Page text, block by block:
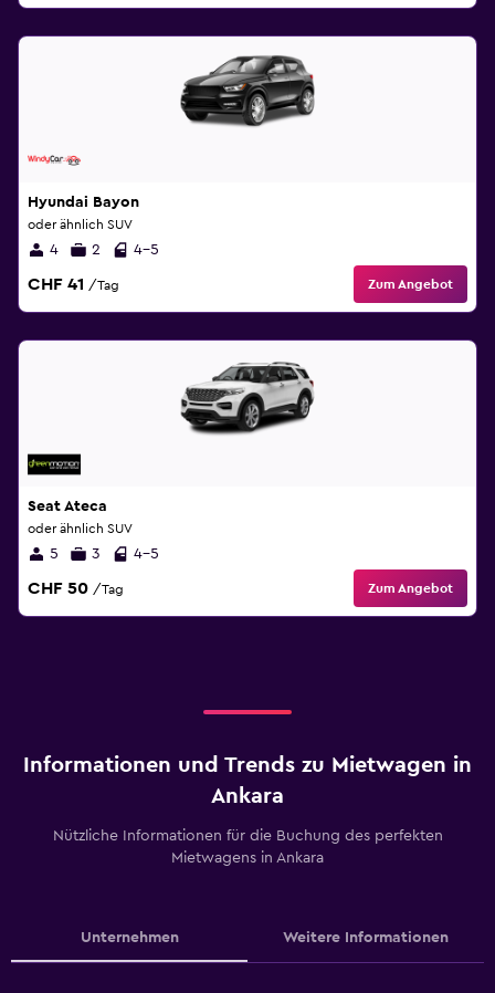
Hyundai Bayon
oder ähnlich SUV
4 2 4-5
CHF 41 /Tag Zum Angebot
Seat Ateca
oder ähnlich SUV
5 3 4-5
CHF 50 /Tag Zum Angebot
Informationen und Trends zu Mietwagen in
Ankara
Nützliche Informationen für die Buchung des perfekten
Mietwagens in Ankara
Unternehmen Weitere Informationen